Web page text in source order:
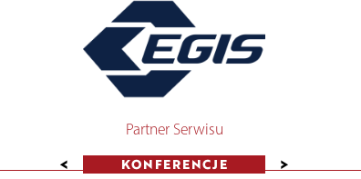
Partner Serwisu
< KONFERENCJE >